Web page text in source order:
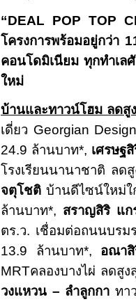
“DEAL POP TOP
โครงการพร้อมอยู่กว่า
คอนโดมิเนียม ทุกทำเล
ใหม่
บ้านและทาวน์โฮม ลดสู
เดี่ยว Georgian
24.9 ล้านบาท*, เศรษฐ
โรงเรียนนานาชาติ ลด
จตุโชติ บ้านดีไซน์ใหม่
ล้านบาท*, สราญสิริ แ
ตร.ว. เชื่อมต่อถนนบรม
13.9 ล้านบาท*, อณาสิ
MRTคลองบางไผ่ ลดสู
วงแหวน – ลําลูกกา ทา